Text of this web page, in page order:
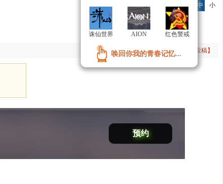
字号： 大 中 小
手机订阅 参与评论( 【投稿】
预约
诛仙世界 AION 红色警戒
唤回你我的青春记忆...
诛仙世界 AION 红色警戒
唤回你我的青春记忆...